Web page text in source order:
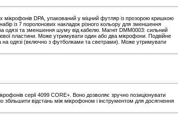
мікрофонів DPA, упакований у міцний футляр із прозорою кришкою
із 7 поролонових накладок різного кольору для зменшення
одязі та зменшення шуму від кабелю. Магніт DMM0003: сильний
пластини. Може утримувати один або два мікрофони. Подвійне
на одязі (включно з футболками та светрами). Може утримувати
серії 4099 CORE+. Воно дозволяє зручно позиціонувати
відстань між мікрофоном і інструментом для досягнення